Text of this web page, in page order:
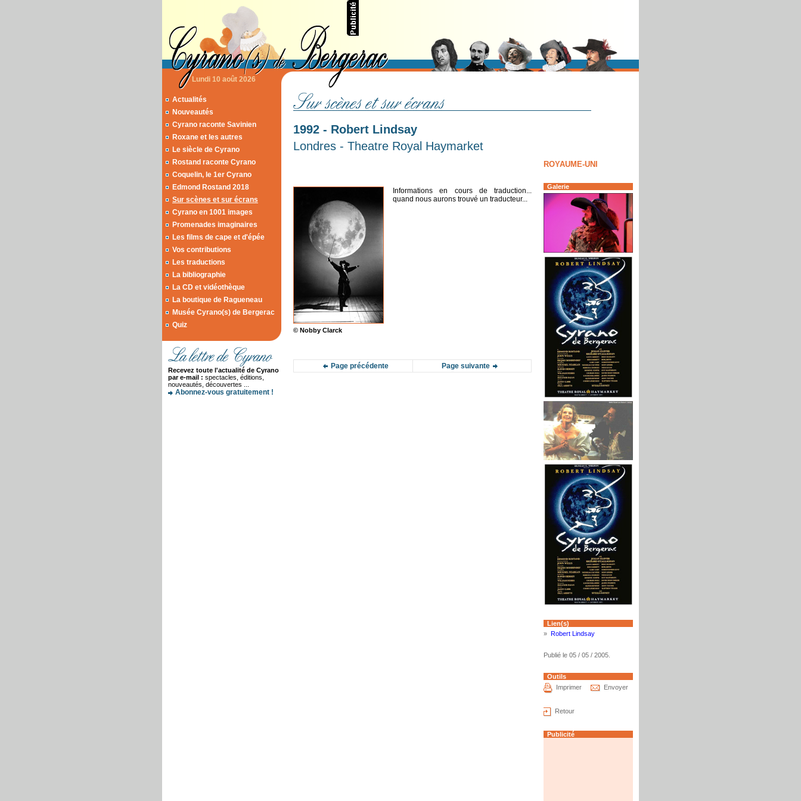
Lundi 10 août 2026
Actualités
Nouveautés
Cyrano raconte Savinien
Roxane et les autres
Le siècle de Cyrano
Rostand raconte Cyrano
Coquelin, le 1er Cyrano
Edmond Rostand 2018
Sur scènes et sur écrans
Cyrano en 1001 images
Promenades imaginaires
Les films de cape et d'épée
Vos contributions
Les traductions
La bibliographie
La CD et vidéothèque
La boutique de Ragueneau
Musée Cyrano(s) de Bergerac
Quiz
Recevez toute l'actualité de Cyrano
par e-mail : spectacles, éditions,
nouveautés, découvertes ...
Abonnez-vous gratuitement !
1992 - Robert Lindsay
Londres - Theatre Royal Haymarket
© Nobby Clarck
Informations en cours de traduction...
quand nous aurons trouvé un traducteur...
Page précédente Page suivante
ROYAUME-UNI
Galerie
Lien(s)
» Robert Lindsay
Publié le 05 / 05 / 2005.
Outils
Imprimer
Envoyer
Retour
Publicité